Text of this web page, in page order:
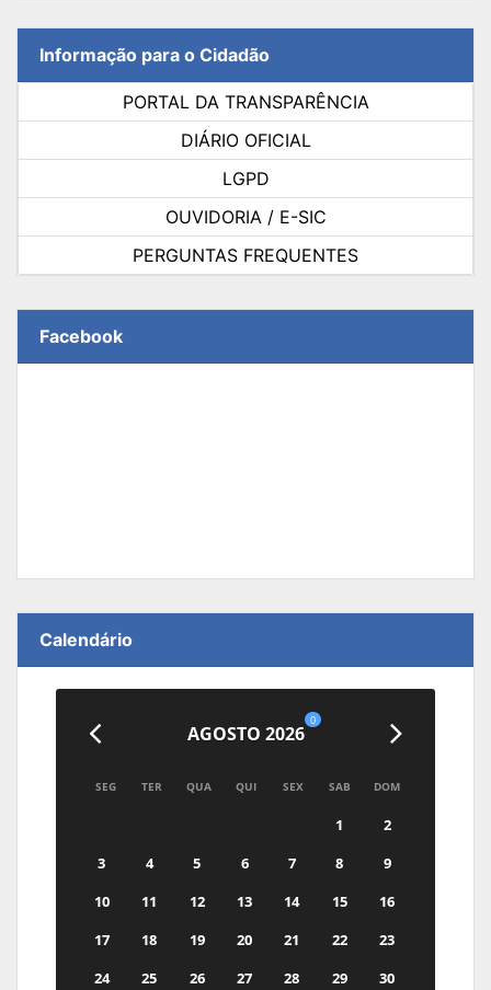
Informação para o Cidadão
PORTAL DA TRANSPARÊNCIA
DIÁRIO OFICIAL
LGPD
OUVIDORIA / E-SIC
PERGUNTAS FREQUENTES
Facebook
Calendário
AGOSTO 2026
0
SEG TER QUA QUI SEX SAB DOM
1
2
3
4 5 6 7 8
9
10
11 12 13 14 15
16
17
18 19 20 21 22
23
24
25 26 27 28 29
30